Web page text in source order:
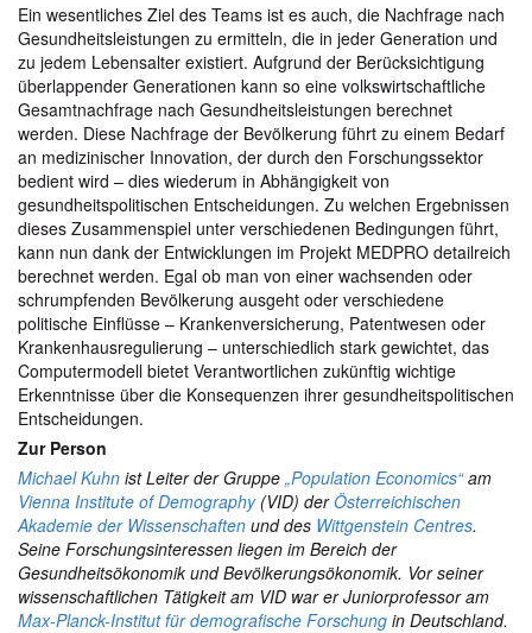
Ein wesentliches Ziel des Teams ist es auch, die Nachfrage nach
Gesundheitsleistungen zu ermitteln, die in jeder Generation und
zu jedem Lebensalter existiert. Aufgrund der Berücksichtigung
überlappender Generationen kann so eine volkswirtschaftliche
Gesamtnachfrage nach Gesundheitsleistungen berechnet
werden. Diese Nachfrage der Bevölkerung führt zu einem Bedarf
an medizinischer Innovation, der durch den Forschungssektor
bedient wird – dies wiederum in Abhängigkeit von
gesundheitspolitischen Entscheidungen. Zu welchen Ergebnissen
dieses Zusammenspiel unter verschiedenen Bedingungen führt,
kann nun dank der Entwicklungen im Projekt MEDPRO detailreich
berechnet werden. Egal ob man von einer wachsenden oder
schrumpfenden Bevölkerung ausgeht oder verschiedene
politische Einflüsse – Krankenversicherung, Patentwesen oder
Krankenhausregulierung – unterschiedlich stark gewichtet, das
Computermodell bietet Verantwortlichen zukünftig wichtige
Erkenntnisse über die Konsequenzen ihrer gesundheitspolitischen
Entscheidungen.
Zur Person
Michael Kuhn ist Leiter der Gruppe „Population Economics“am
Vienna Institute of Demography(VID) derÖsterreichischen
Akademie der Wissenschaften und des Wittgenstein Centres.
Seine Forschungsinteressen liegen im Bereich der
Gesundheitsökonomik und Bevölkerungsökonomik. Vor seiner
wissenschaftlichen Tätigkeit am VID war er Juniorprofessor am
Max-Planck-Institut für demografische Forschung in Deutschland.